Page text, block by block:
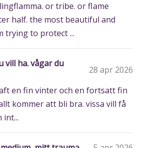
or tribe. or flame
half. the most beautiful and
trying to protect ...
vill ha. vågar du
28 apr 2026
en fin vinter och en fortsatt fin
kommer att bli bra. vissa vill få
int...